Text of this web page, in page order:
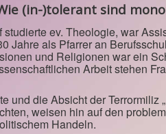
(in-)tolerant sind
studierte ev. Theologie, war
Jahre als Pfarrer an
und Religionen war ein
Arbeit stehen
und die Absicht der Terrormiliz
weisen hin auf den
Handeln.